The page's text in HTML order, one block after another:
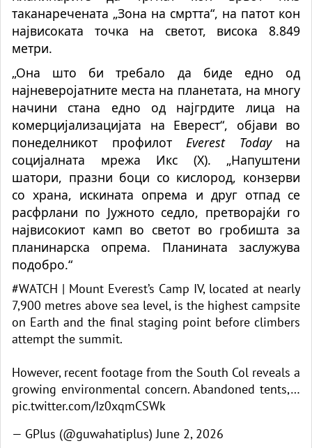
таканаречената „Зона на смртта“, на патот кон
највисоката точка на светот, висока 8.849
метри.
„Она што би требало да биде едно од
најневеројатните места на планетата, на многу
начини стана едно од најгрдите лица на
комерцијализацијата на Еверест“, објави во
понеделникот профилот Everest Todayна
социјалната мрежа Икс (X). „Напуштени
шатори, празни боци со кислород, конзерви
со храна, искината опрема и друг отпад се
расфрлани по Јужното седло, претворајќи го
највисокиот камп во светот во гробишта за
планинарска опрема. Планината заслужува
подобро.“
#WATCH | Mount Everest’s Camp IV, located at nearly
7,900 metres above sea level, is the highest campsite
on Earth and the final staging point before climbers
attempt the summit.
However, recent footage from the South Col reveals a
growing environmental concern. Abandoned tents,…
pic.twitter.com/Iz0xqmCSWk
— GPlus (@guwahatiplus) June 2, 2026